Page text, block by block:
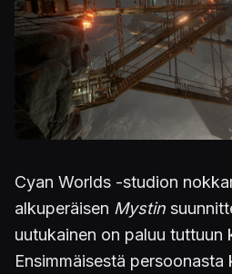
Cyan Worlds -studion
alkuperäisen Mystin
uutukainen on paluu tuttuun
Ensimmäisestä persoonasta